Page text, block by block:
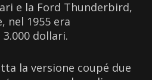
e la Ford Thunderbird,
nel 1955 era
dollari.
la versione coupé due